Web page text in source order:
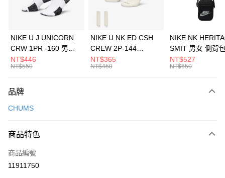
上海商業儲蓄銀行
元大商業銀行
台灣樂天信用卡公司
Apple Pay
全盈+PAY
AFTEE先享後付
【關於「AFTEE先享後付」】
便利好安心！
３．安心：先確認商品／服務後，再付款。
【「AFTEE先享後付」結帳流程】
１．於結帳方式選擇「AFTEE先享後付」後，將跳轉至「AFTEE先享後付」
運送方式
每筆NT$100，滿NT$1,500(含以上)免運費
宅配
每筆NT$100，滿NT$1,500(含以上)免運費
NIKE U J UNICORN
CRW 1PR -160 男女
中統襪 FZ3393100
NT$446
NT$550
NIKE U NK ED CSH
CREW 2P-144
EMBRDY 男女 短統襪
FZ3073133
NT$365
NT$450
NIKE NK
SMIT 男女 側背
BA5871010
NT$527
NT$650
品牌
CHUMS
商品特色
商品編號
11911750